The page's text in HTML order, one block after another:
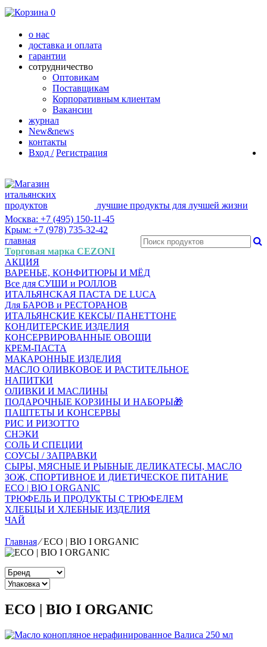
0
о нас
доставка и оплата
гарантии
сотрудничество
Оптовикам
Поставщикам
Корпоративным клиентам
Вакансии
журнал
New&news
контакты
Вход / Регистрация
лучшие продукты для лучшей жизни
Москва: +7 (495) 150-11-45
Крым: +7 (978) 735-32-42
главная
Торговая марка CEZONI
АКЦИЯ
ВАРЕНЬЕ, КОНФИТЮРЫ И МЁД
Все для СУШИ и РОЛЛОВ
ИТАЛЬЯНСКАЯ ПАСТА DE LUCA
Для БАРОВ и РЕСТОРАНОВ
ИТАЛЬЯНСКИЕ КЕКСЫ/ ПАНЕТТОНЕ
КОНДИТЕРСКИЕ ИЗДЕЛИЯ
КОНСЕРВИРОВАННЫЕ ОВОЩИ
КРЕМ-ПАСТА
МАКАРОННЫЕ ИЗДЕЛИЯ
МАСЛО ОЛИВКОВОЕ И РАСТИТЕЛЬНОЕ
НАПИТКИ
ОЛИВКИ И МАСЛИНЫ
ПОДАРОЧНЫЕ КОРЗИНЫ И НАБОРЫ🎁
ПАШТЕТЫ И КОНСЕРВЫ
РИС И РИЗОТТО
СНЭКИ
СОЛЬ И СПЕЦИИ
СОУСЫ / ЗАПРАВКИ
СЫРЫ, МЯСНЫЕ И РЫБНЫЕ ДЕЛИКАТЕСЫ, МАСЛО
ЗОЖ, СПОРТИВНОЕ И ДИЕТИЧЕСКОЕ ПИТАНИЕ
ECO | BIO I ORGANIC
ТРЮФЕЛЬ И ПРОДУКТЫ С ТРЮФЕЛЕМ
ХЛЕБЦЫ И ХЛЕБНЫЕ ИЗДЕЛИЯ
ЧАЙ
Главная⁄ECO | BIO I ORGANIC
ECO | BIO I ORGANIC